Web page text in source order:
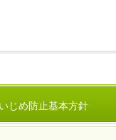
いじめ防止基本方針